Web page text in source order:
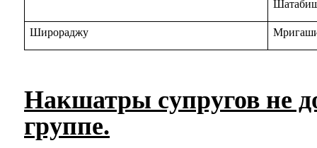
Широраджу
Накшатры супругов не
группе.